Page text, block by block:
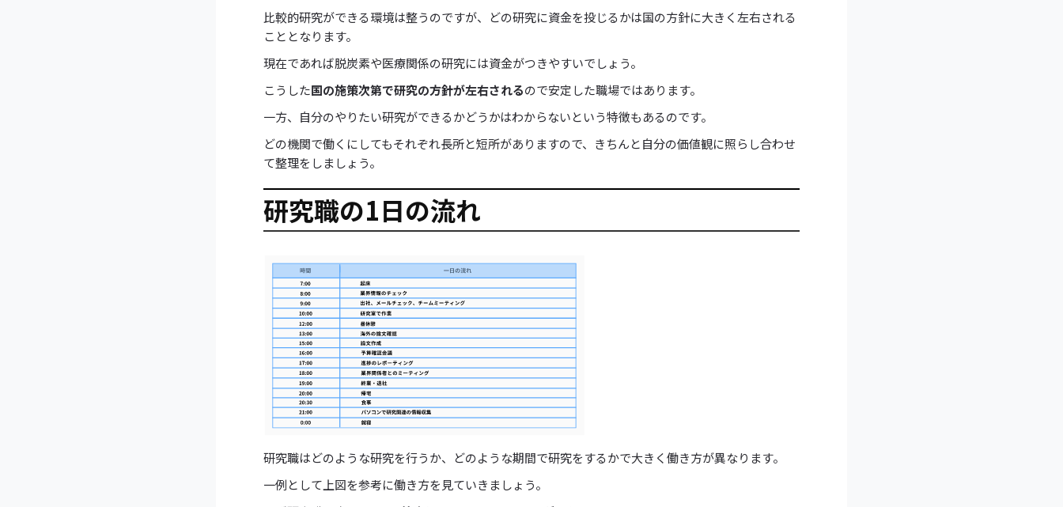
比較的研究ができる環境は整うのですが、どの研究に資金を投じるかは国の方針に大きく左右される
こととなります。
現在であれば脱炭素や医療関係の研究には資金がつきやすいでしょう。
こうした国の施策次第で研究の方針が左右されるので安定した職場ではあります。
一方、自分のやりたい研究ができるかどうかはわからないという特徴もあるのです。
どの機関で働くにしてもそれぞれ長所と短所がありますので、きちんと自分の価値観に照らし合わせ
て整理をしましょう。
研究職の1日の流れ
研究職はどのような研究を行うか、どのような期間で研究をするかで大きく働き方が異なります。
一例として上図を参考に働き方を見ていきましょう。